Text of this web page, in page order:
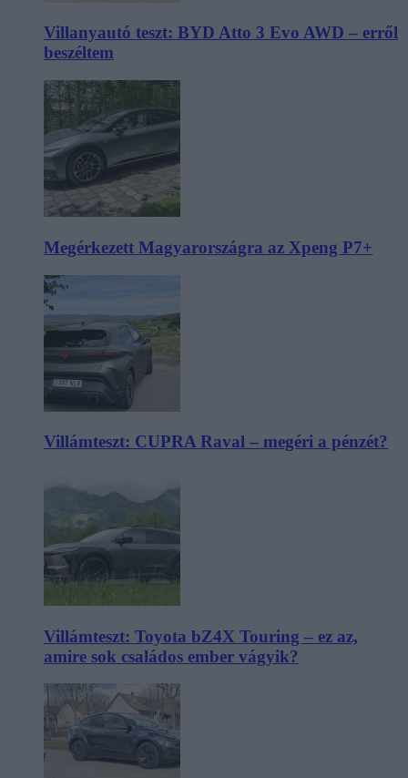
Villanyautó teszt: BYD Atto 3 Evo AWD – erről
beszéltem
Megérkezett Magyarországra az Xpeng P7+
Villámteszt: CUPRA Raval – megéri a pénzét?
Villámteszt: Toyota bZ4X Touring – ez az,
amire sok családos ember vágyik?